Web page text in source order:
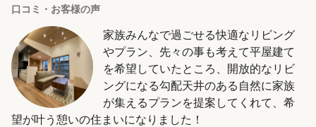
口コミ・お客様の声
家族みんなで過ごせる快適なリビング
やプラン、先々の事も考えて平屋建て
を希望していたところ、開放的なリビ
ングになる勾配天井のある自然に家族
が集えるプランを提案してくれて、希
望が叶う憩いの住まいになりました！